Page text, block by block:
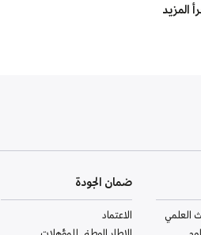
المزيد
العلمي
ضمان الجودة
الاعتماد